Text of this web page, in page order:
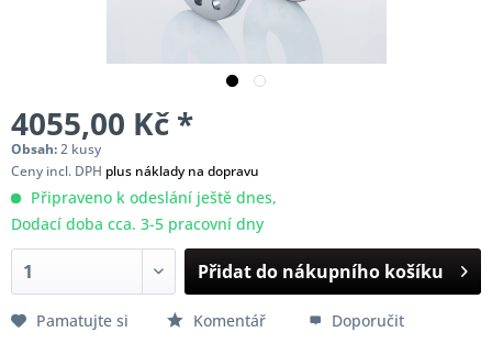
4055,00 Kč *
Obsah:2 kusy
Ceny incl. DPH plus náklady na dopravu
Připraveno k odeslání ještě dnes,
Dodací doba cca. 3-5 pracovní dny
Přidat do nákupního košíku
Pamatujte si Komentář Doporučit